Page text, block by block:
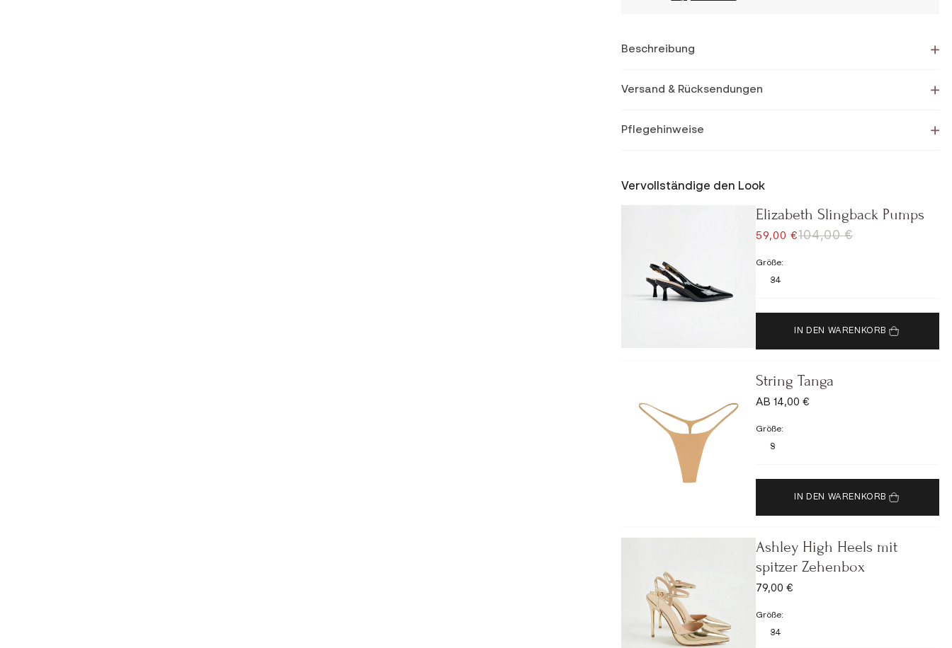
Beschreibung
Versand & Rücksendungen
Pflegehinweise
Vervollständige den Look
Elizabeth Slingback Pumps
ANGEBOT
59,00 €REGULÄRER PREIS
104,00 €
Größe:
34
IN DEN WARENKORB
String Tanga
ANGEBOT
AB 14,00 €
Größe:
S
IN DEN WARENKORB
Ashley High Heels mit
spitzer Zehenbox
ANGEBOT
79,00 €
Größe:
34